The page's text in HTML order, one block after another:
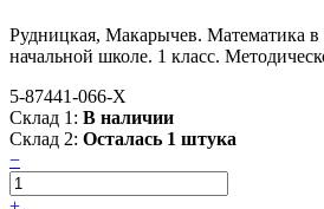
Рудницкая, Макарычев. Математика в
начальной школе. 1 класс.
5-87441-066-X
Склад 1: В наличии
Склад 2: Осталась 1 штука
−